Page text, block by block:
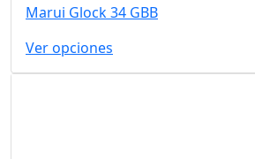
Marui Glock 34 GBB
Ver opciones